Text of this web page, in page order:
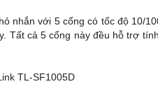
nhắn với 5 cổng có tốc độ 10/
Tất cả 5 cổng này đều hỗ trợ